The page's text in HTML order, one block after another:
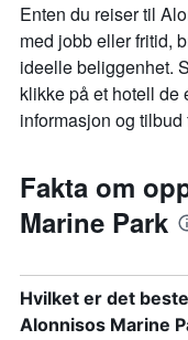
Enten du reiser til
med jobb eller fritid,
ideelle beliggenhet.
klikke på et hotell de
informasjon og tilbud
Fakta om
Marine Park
Hvilket er det
Alonnisos Marine